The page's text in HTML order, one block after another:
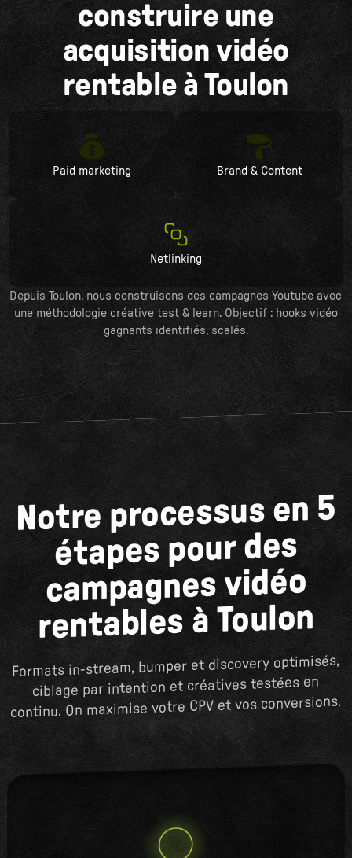
construire une
acquisition vidéo
rentable à Toulon
Paid marketing Brand & Content
Netlinking
Depuis Toulon, nous construisons des campagnes Youtube avec
une méthodologie créative test & learn. Objectif : hooks vidéo
gagnants identifiés, scalés.
Notre processus en 5
étapes pour des
campagnes vidéo
rentables à Toulon
Formats in-stream, bumper et discovery optimisés,
ciblage par intention et créatives testées en
continu. On maximise votre CPV et vos conversions.